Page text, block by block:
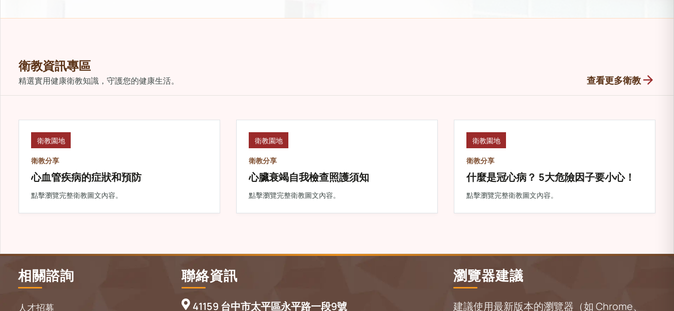
衛教資訊專區
精選實用健康衛教知識，守護您的健康生活。 查看更多衛教arrow_forward
衛教園地
衛教分享
心血管疾病的症狀和預防
點擊瀏覽完整衛教圖文內容。
衛教園地
衛教分享
心臟衰竭自我檢查照護須知
點擊瀏覽完整衛教圖文內容。
衛教園地
衛教分享
什麼是冠心病？ 5大危險因子要小心！
點擊瀏覽完整衛教圖文內容。
相關諮詢
人才招募
聯絡資訊
41159 台中市太平區永平路一段9號
瀏覽器建議
建議使用最新版本的瀏覽器（如 Chrome、